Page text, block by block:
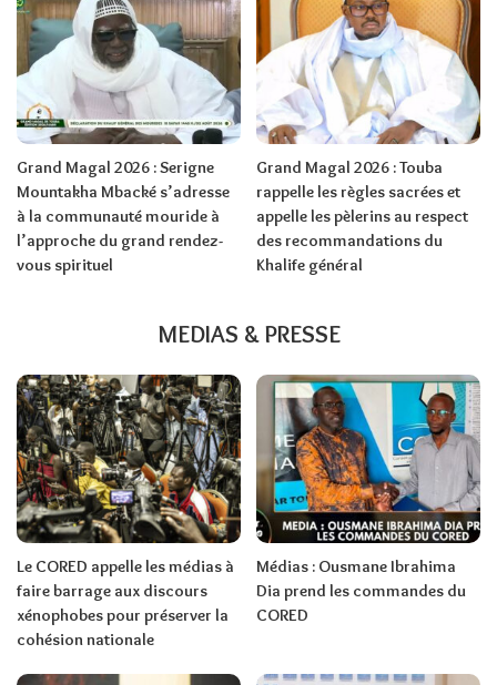
Grand Magal 2026 : Serigne
Mountakha Mbacké s’adresse
à la communauté mouride à
l’approche du grand rendez-
vous spirituel
Grand Magal 2026 : Touba
rappelle les règles sacrées et
appelle les pèlerins au respect
des recommandations du
Khalife général
MEDIAS & PRESSE
Le CORED appelle les médias à
faire barrage aux discours
xénophobes pour préserver la
cohésion nationale
Médias : Ousmane Ibrahima
Dia prend les commandes du
CORED